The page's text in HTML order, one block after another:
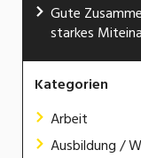
Gute
starkes
Kategorien
Arbeit
Ausbildung /